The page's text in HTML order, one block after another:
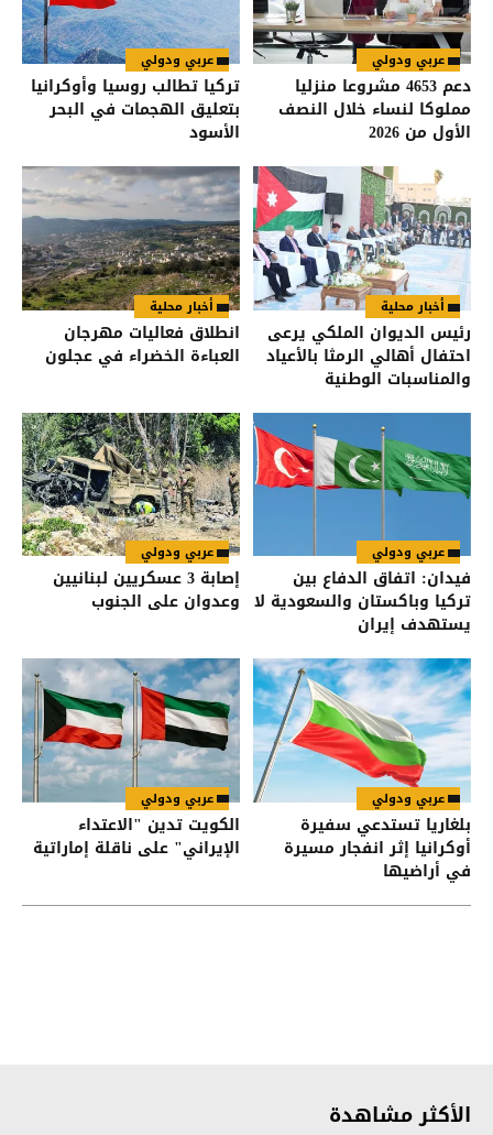
عربي ودولي
دعم 4653 مشروعا منزليا
مملوكا لنساء خلال النصف
الأول من 2026
عربي ودولي
تركيا تطالب روسيا وأوكرانيا
بتعليق الهجمات في البحر
الأسود
أخبار محلية
رئيس الديوان الملكي يرعى
احتفال أهالي الرمثا بالأعياد
والمناسبات الوطنية
أخبار محلية
انطلاق فعاليات مهرجان
العباءة الخضراء في عجلون
عربي ودولي
فيدان: اتفاق الدفاع بين
تركيا وباكستان والسعودية لا
يستهدف إيران
عربي ودولي
إصابة 3 عسكريين لبنانيين
وعدوان على الجنوب
عربي ودولي
بلغاريا تستدعي سفيرة
أوكرانيا إثر انفجار مسيرة
في أراضيها
عربي ودولي
الكويت تدين "الاعتداء
الإيراني" على ناقلة إماراتية
الأكثر مشاهدة